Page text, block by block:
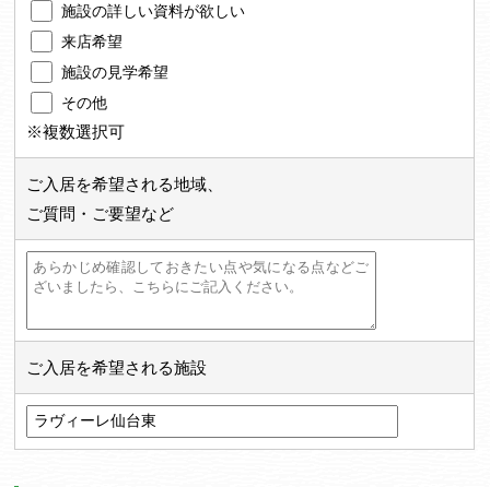
施設の詳しい資料が欲しい
来店希望
施設の見学希望
その他
※複数選択可
ご入居を希望される地域、
ご質問・ご要望など
ご入居を希望される施設